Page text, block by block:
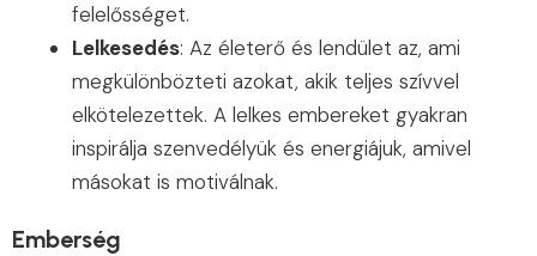
felelősséget.
Lelkesedés: Az életerő és lendület az, ami
megkülönbözteti azokat, akik teljes szívvel
elkötelezettek. A lelkes embereket gyakran
inspirálja szenvedélyük és energiájuk, amivel
másokat is motiválnak.
Emberség